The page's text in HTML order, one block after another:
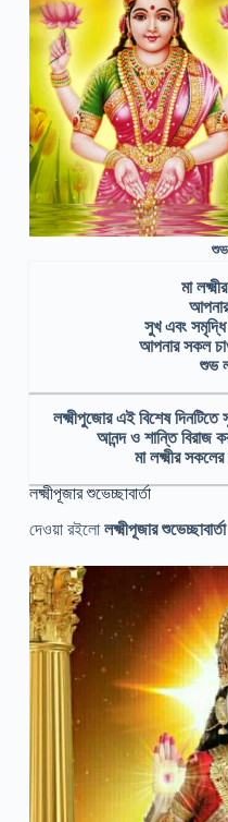
শুভ
মা
সুখ এবং
আপনার সকল
শুভ
লক্ষ্মীপুজোর এই বিশেষ
আনন্দ ও শান্তি বিরাজ
মা লক্ষ্মীর
লক্ষ্মীপূজার শুভেচ্ছাবার্তা
দেওয়া রইলো লক্ষ্মীপূজার শুভেচ্ছাবার্তা